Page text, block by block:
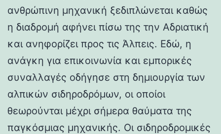
ανθρώπινη μηχανική ξεδιπλώνεται καθώς
η διαδρομή αφήνει πίσω της την Αδριατική
και ανηφορίζει προς τις Άλπεις. Εδώ, η
ανάγκη για επικοινωνία και εμπορικές
συναλλαγές οδήγησε στη δημιουργία των
αλπικών σιδηροδρόμων, οι οποίοι
θεωρούνται μέχρι σήμερα θαύματα της
παγκόσμιας μηχανικής. Οι σιδηροδρομικές